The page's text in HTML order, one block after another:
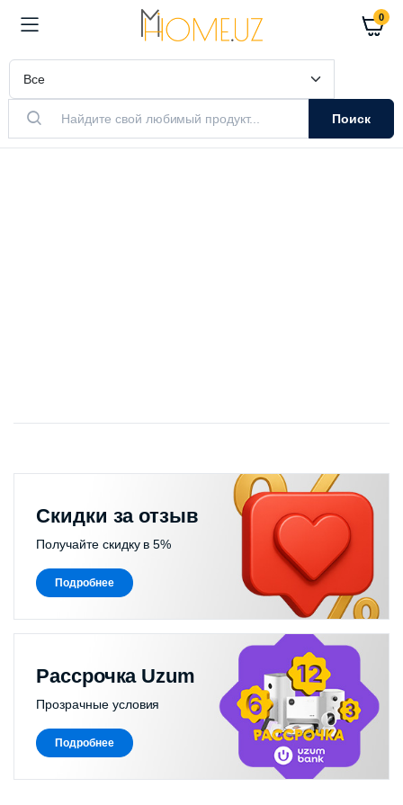
0
Поиск
Скидки за отзыв
Получайте скидку в 5%
Подробнее
Рассрочка Uzum
Прозрачные условия
Подробнее